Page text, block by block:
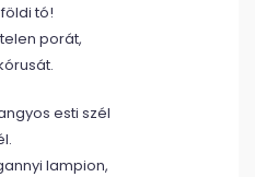
tó!
porát,
esti szél
lampion,